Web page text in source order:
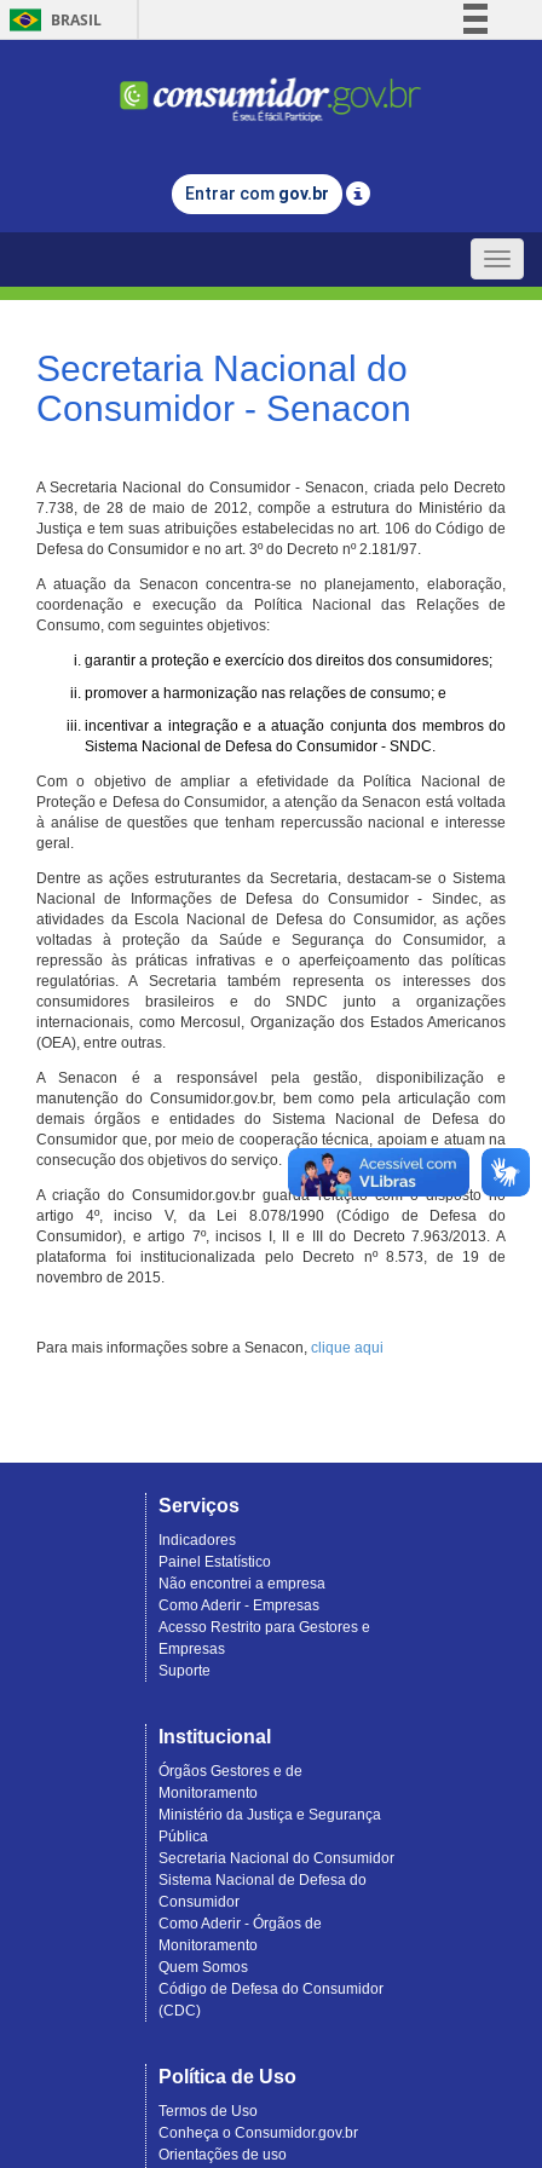
BRASIL
Comunica BR
Legislação
Entrar com gov.br
Toggle
Secretaria Nacional do
Consumidor - Senacon
A Secretaria Nacional do Consumidor - Senacon, criada pelo Decreto
7.738, de 28 de maio de 2012, compõe a estrutura do Ministério da
Justiça e tem suas atribuições estabelecidas no art. 106 do Código de
Defesa do Consumidor e no art. 3º do Decreto nº 2.181/97.
A atuação da Senacon concentra-se no planejamento, elaboração,
coordenação e execução da Política Nacional das Relações de
Consumo, com seguintes objetivos:
garantir a proteção e exercício dos direitos dos consumidores;
promover a harmonização nas relações de consumo; e
incentivar a integração e a atuação conjunta dos membros do
Sistema Nacional de Defesa do Consumidor - SNDC.
Com o objetivo de ampliar a efetividade da Política Nacional de
Proteção e Defesa do Consumidor, a atenção da Senacon está voltada
à análise de questões que tenham repercussão nacional e interesse
geral.
Dentre as ações estruturantes da Secretaria, destacam-se o Sistema
Nacional de Informações de Defesa do Consumidor - Sindec, as
atividades da Escola Nacional de Defesa do Consumidor, as ações
voltadas à proteção da Saúde e Segurança do Consumidor, a
repressão às práticas infrativas e o aperfeiçoamento das políticas
regulatórias. A Secretaria também representa os interesses dos
consumidores brasileiros e do SNDC junto a organizações
internacionais, como Mercosul, Organização dos Estados Americanos
(OEA), entre outras.
A Senacon é a responsável pela gestão, disponibilização e
manutenção do Consumidor.gov.br, bem como pela articulação com
demais órgãos e entidades do Sistema Nacional de Defesa do
Consumidor que, por meio de cooperação técnica, apoiam e atuam na
consecução dos objetivos do serviço.
A criação do Consumidor.gov.br guarda relação com o disposto no
artigo 4º, inciso V, da Lei 8.078/1990 (Código de Defesa do
Consumidor), e artigo 7º, incisos I, II e III do Decreto 7.963/2013. A
plataforma foi institucionalizada pelo Decreto nº 8.573, de 19 de
novembro de 2015.
Para mais informações sobre a Senacon, clique aqui
Serviços
Indicadores
Painel Estatístico
Não encontrei a empresa
Como Aderir - Empresas
Acesso Restrito para Gestores e
Empresas
Suporte
Institucional
Órgãos Gestores e de
Monitoramento
Ministério da Justiça e Segurança
Pública
Secretaria Nacional do Consumidor
Sistema Nacional de Defesa do
Consumidor
Como Aderir - Órgãos de
Monitoramento
Quem Somos
Código de Defesa do Consumidor
(CDC)
Política de Uso
Termos de Uso
Conheça o Consumidor.gov.br
Orientações de uso